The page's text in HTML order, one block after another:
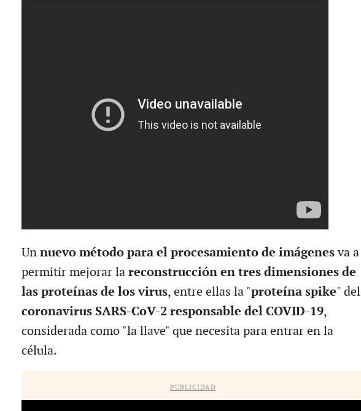
Un nuevo método para el procesamiento de imágenesva a
permitir mejorar la reconstrucción en tres dimensiones de
las proteínas de los virus, entre ellas la "proteína spike" del
coronavirus SARS-CoV-2 responsable del COVID-19,
considerada como "la llave" que necesita para entrar en la
célula.
PUBLICIDAD